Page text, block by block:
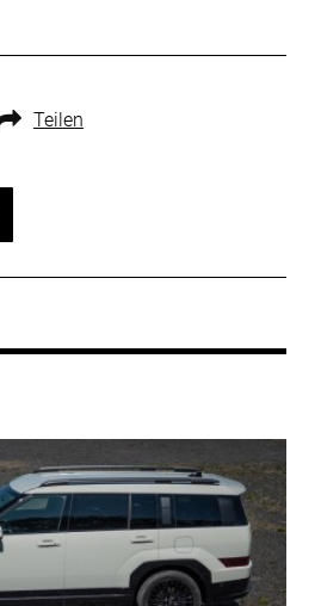
Teilen